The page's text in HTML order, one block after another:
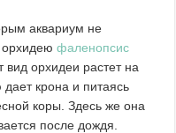
аквариум не
орхидеюфаленопсис
вид орхидеи растет на
крона и питаясь
коры. Здесь же она
после дождя.